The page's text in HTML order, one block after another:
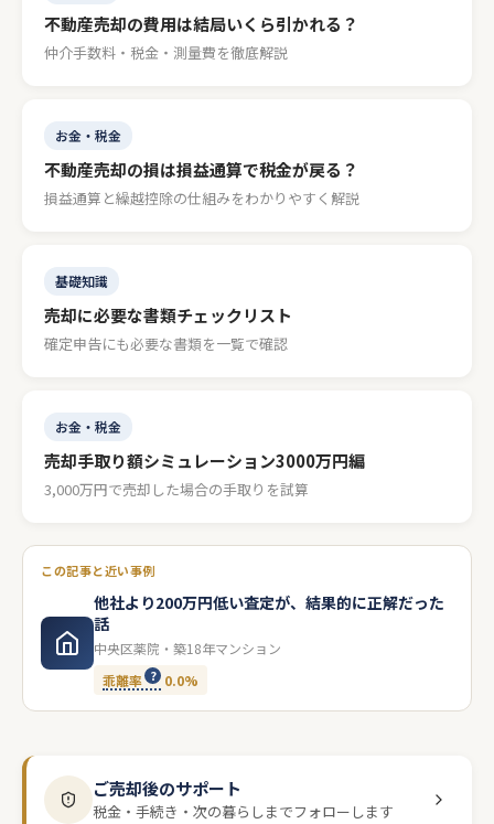
不動産売却の費用は結局いくら引かれる？
仲介手数料・税金・測量費を徹底解説
お金・税金
不動産売却の損は損益通算で税金が戻る？
損益通算と繰越控除の仕組みをわかりやすく解説
基礎知識
売却に必要な書類チェックリスト
確定申告にも必要な書類を一覧で確認
お金・税金
売却手取り額シミュレーション3000万円編
3,000万円で売却した場合の手取りを試算
この記事と近い事例
他社より200万円低い査定が、結果的に正解だった
話
中央区薬院・築18年マンション
乖離率
0.0%
ご売却後のサポート
税金・手続き・次の暮らしまでフォローします